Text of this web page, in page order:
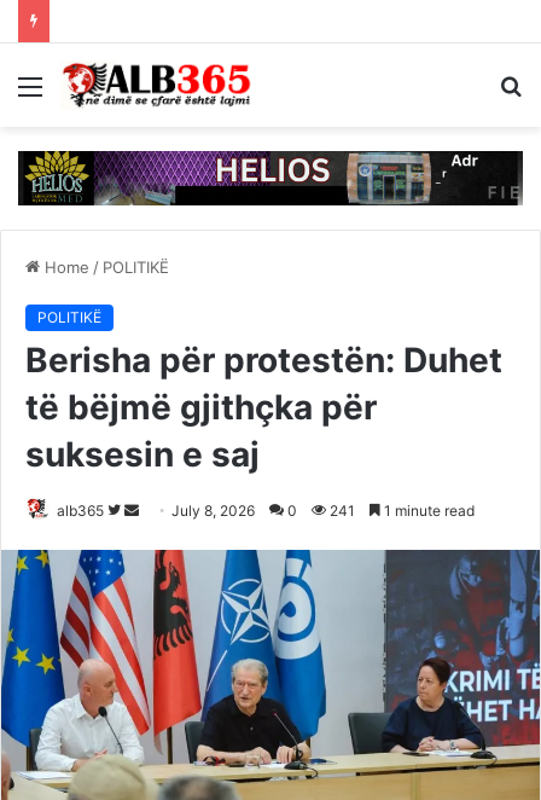
Menu
Home / POLITIKË
POLITIKË
Berisha për protestën: Duhet
të bëjmë gjithçka për
suksesin e saj
alb365
Follow
Twitter
Send
email
July 8, 2026 0 241 1 minute read